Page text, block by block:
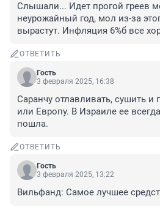
Слышали... Идет прогой греев
неурожайный год, мол из-за
вырастут. Инфляция 6%б все
ОТВЕТИТЬ
Гость
3 февраля 2025, 16:38
Саранчу отлавливать, сушить и
или Европу. В Израиле ее
пошла.
ОТВЕТИТЬ
Гость
3 февраля 2025, 13:22
Вильфанд: Самое лучшее